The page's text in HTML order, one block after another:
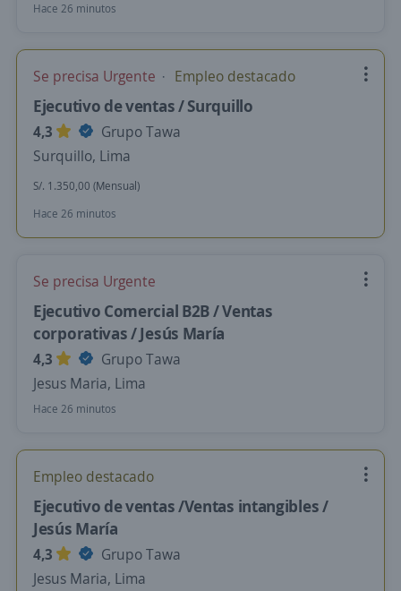
Hace 26 minutos
Se precisa Urgente Empleo destacado
Ejecutivo de ventas / Surquillo
4,3
Grupo Tawa
Surquillo, Lima
S/. 1.350,00 (Mensual)
Hace 26 minutos
Se precisa Urgente
Ejecutivo Comercial B2B / Ventas
corporativas / Jesús María
4,3
Grupo Tawa
Jesus Maria, Lima
Hace 26 minutos
Empleo destacado
Ejecutivo de ventas /Ventas intangibles /
Jesús María
4,3
Grupo Tawa
Jesus Maria, Lima